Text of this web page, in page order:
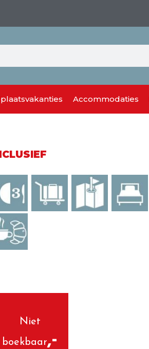
Accommodaties
Niet
boekbaar